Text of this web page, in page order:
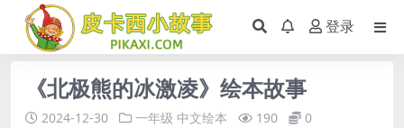
登录
《北极熊的冰激凌》绘本故事
2024-12-30 一年级 中文绘本 190 0